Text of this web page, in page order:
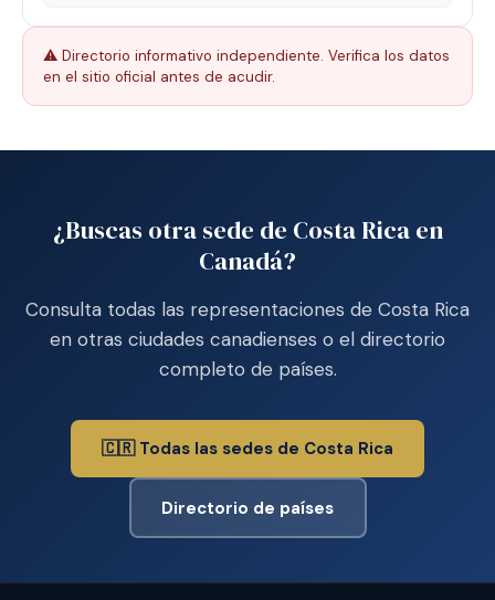
⚠️ Directorio informativo independiente. Verifica los datos
en el sitio oficial antes de acudir.
¿Buscas otra sede de Costa Rica en
Canadá?
Consulta todas las representaciones de Costa Rica
en otras ciudades canadienses o el directorio
completo de países.
🇨🇷 Todas las sedes de Costa Rica
Directorio de países